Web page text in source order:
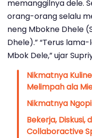
memanggilnya dele.
orang-orang selalu
neng Mbokne Dhele
Dhele).” “Terus
Mbok Dele,” ujar
Nikmatnya
Melimpah ala
Nikmatnya
Bekerja, Diskusi,
Collaboractive